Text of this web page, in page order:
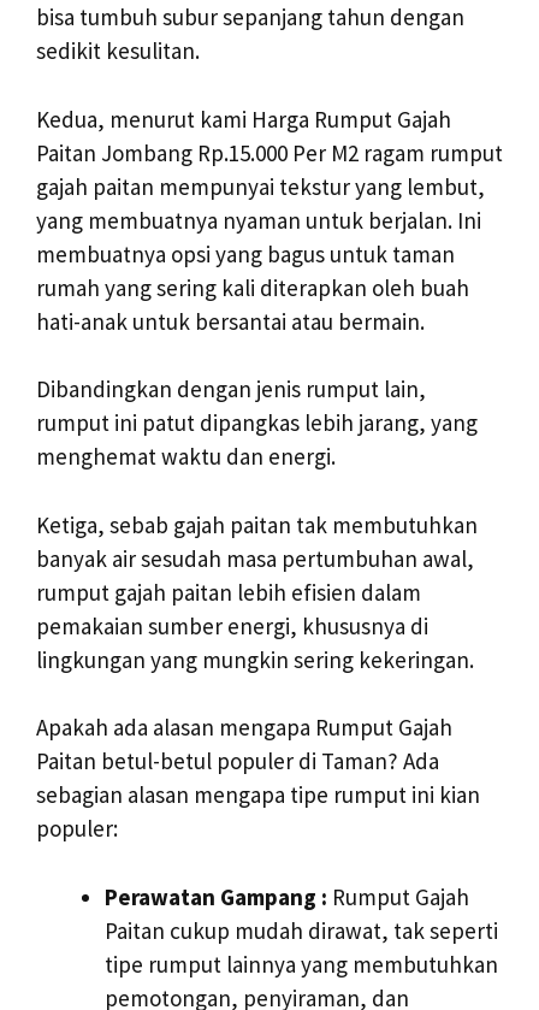
bisa tumbuh subur sepanjang tahun dengan
sedikit kesulitan.
Kedua, menurut kami Harga Rumput Gajah
Paitan Jombang Rp.15.000 Per M2 ragam rumput
gajah paitan mempunyai tekstur yang lembut,
yang membuatnya nyaman untuk berjalan. Ini
membuatnya opsi yang bagus untuk taman
rumah yang sering kali diterapkan oleh buah
hati-anak untuk bersantai atau bermain.
Dibandingkan dengan jenis rumput lain,
rumput ini patut dipangkas lebih jarang, yang
menghemat waktu dan energi.
Ketiga, sebab gajah paitan tak membutuhkan
banyak air sesudah masa pertumbuhan awal,
rumput gajah paitan lebih efisien dalam
pemakaian sumber energi, khususnya di
lingkungan yang mungkin sering kekeringan.
Apakah ada alasan mengapa Rumput Gajah
Paitan betul-betul populer di Taman? Ada
sebagian alasan mengapa tipe rumput ini kian
populer:
Perawatan Gampang : Rumput Gajah
Paitan cukup mudah dirawat, tak seperti
tipe rumput lainnya yang membutuhkan
pemotongan, penyiraman, dan